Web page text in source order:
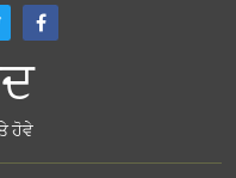
ਹੋਵੇ